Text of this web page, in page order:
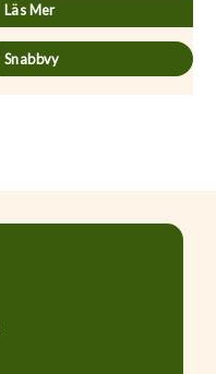
Läs Mer
Snabbvy